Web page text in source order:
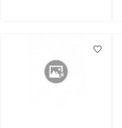
favorite_border
favorite_border
favorite_border